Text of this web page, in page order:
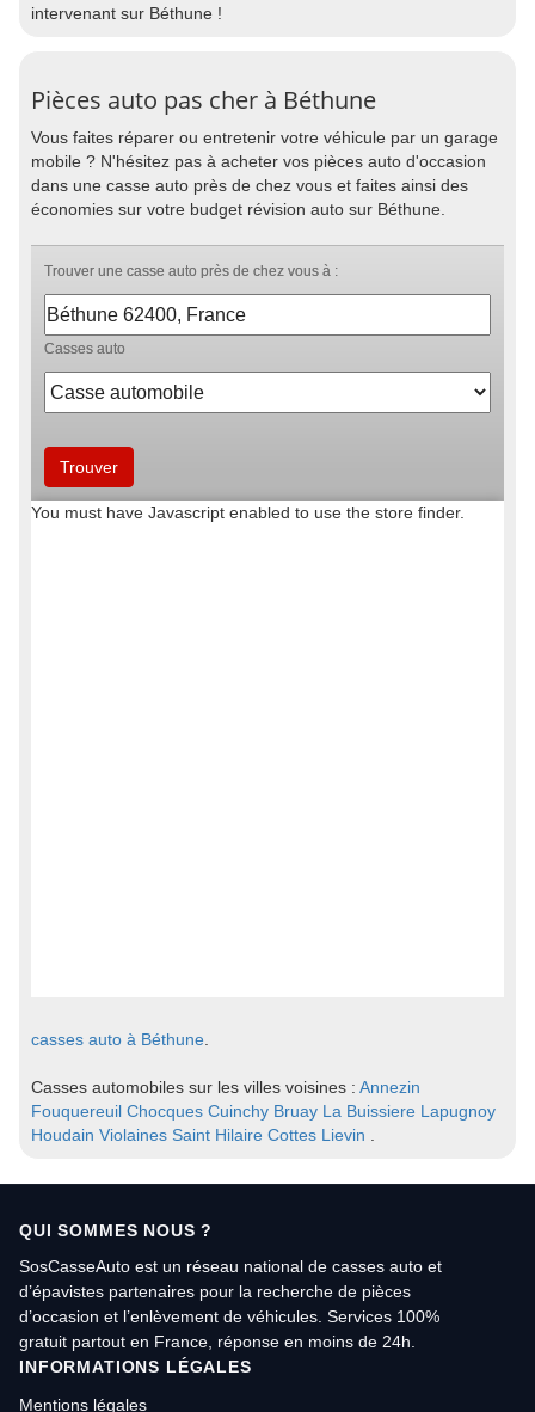
intervenant sur Béthune !
Pièces auto pas cher à Béthune
Vous faites réparer ou entretenir votre véhicule par un garage
mobile ? N'hésitez pas à acheter vos pièces auto d'occasion
dans une casse auto près de chez vous et faites ainsi des
économies sur votre budget révision auto sur Béthune.
casses auto à Béthune
Casses automobiles sur les villes voisines : Annezin
Fouquereuil Chocques Cuinchy Bruay La Buissiere Lapugnoy
Houdain Violaines Saint Hilaire Cottes Lievin
QUI SOMMES NOUS ?
SosCasseAuto est un réseau national de casses auto et
d’épavistes partenaires pour la recherche de pièces
d’occasion et l’enlèvement de véhicules. Services 100%
gratuit partout en France, réponse en moins de 24h.
INFORMATIONS LÉGALES
Mentions légales